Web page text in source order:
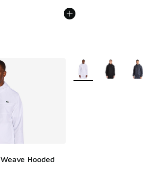
Hooded
Plus de couleurs